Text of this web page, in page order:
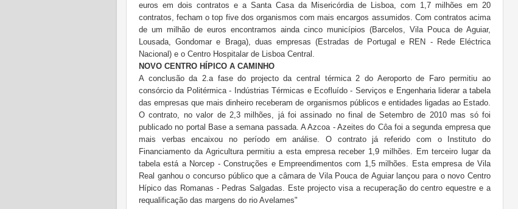
euros em dois contratos e a Santa Casa da Misericórdia de Lisboa, com 1,7 milhões em 20
contratos, fecham o top five dos organismos com mais encargos assumidos. Com contratos acima
de um milhão de euros encontramos ainda cinco municípios (Barcelos, Vila Pouca de Aguiar,
Lousada, Gondomar e Braga), duas empresas (Estradas de Portugal e REN - Rede Eléctrica
Nacional) e o Centro Hospitalar de Lisboa Central.
NOVO CENTRO HÍPICO A CAMINHO
A conclusão da 2.a fase do projecto da central térmica 2 do Aeroporto de Faro permitiu ao
consórcio da Politérmica - Indústrias Térmicas e Ecofluído - Serviços e Engenharia liderar a tabela
das empresas que mais dinheiro receberam de organismos públicos e entidades ligadas ao Estado.
O contrato, no valor de 2,3 milhões, já foi assinado no final de Setembro de 2010 mas só foi
publicado no portal Base a semana passada. A Azcoa - Azeites do Côa foi a segunda empresa que
mais verbas encaixou no período em análise. O contrato já referido com o Instituto do
Financiamento da Agricultura permitiu a esta empresa receber 1,9 milhões. Em terceiro lugar da
tabela está a Norcep - Construções e Empreendimentos com 1,5 milhões. Esta empresa de Vila
Real ganhou o concurso público que a câmara de Vila Pouca de Aguiar lançou para o novo Centro
Hípico das Romanas - Pedras Salgadas. Este projecto visa a recuperação do centro equestre e a
requalificação das margens do rio Avelames"